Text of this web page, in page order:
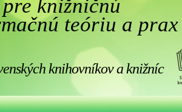
knižničnú
teóriu a prax
knihovníkov a knižníc